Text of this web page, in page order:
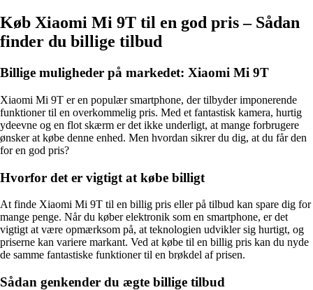
Køb Xiaomi Mi 9T til en god pris – Sådan
finder du billige tilbud
Billige muligheder på markedet: Xiaomi Mi 9T
Xiaomi Mi 9T er en populær smartphone, der tilbyder imponerende
funktioner til en overkommelig pris. Med et fantastisk kamera, hurtig
ydeevne og en flot skærm er det ikke underligt, at mange forbrugere
ønsker at købe denne enhed. Men hvordan sikrer du dig, at du får den
for en god pris?
Hvorfor det er vigtigt at købe billigt
At finde Xiaomi Mi 9T til en billig pris eller på tilbud kan spare dig for
mange penge. Når du køber elektronik som en smartphone, er det
vigtigt at være opmærksom på, at teknologien udvikler sig hurtigt, og
priserne kan variere markant. Ved at købe til en billig pris kan du nyde
de samme fantastiske funktioner til en brøkdel af prisen.
Sådan genkender du ægte billige tilbud